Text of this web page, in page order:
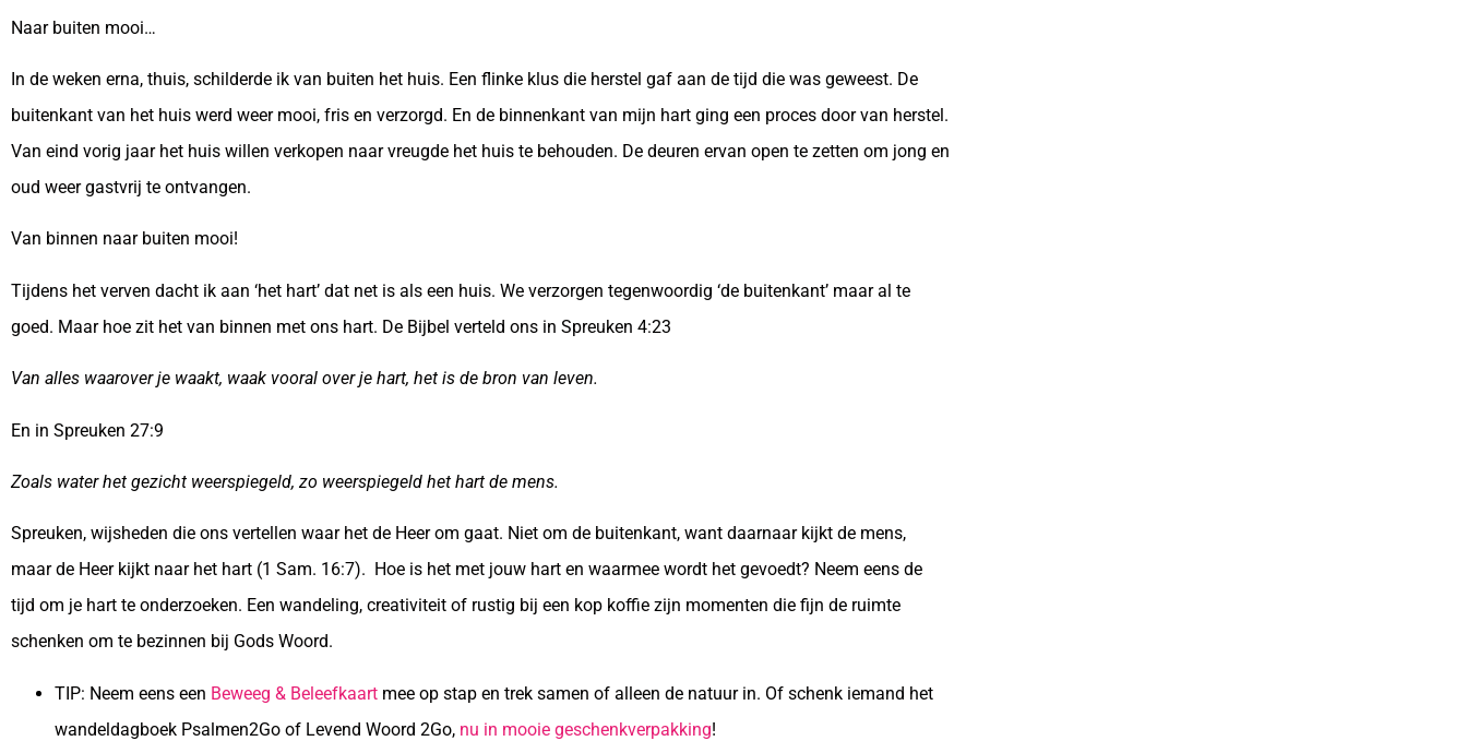
Naar buiten mooi…
In de weken erna, thuis, schilderde ik van buiten het huis. Een flinke klus die herstel gaf aan de tijd die was geweest. De
buitenkant van het huis werd weer mooi, fris en verzorgd. En de binnenkant van mijn hart ging een proces door van herstel.
Van eind vorig jaar het huis willen verkopen naar vreugde het huis te behouden. De deuren ervan open te zetten om jong en
oud weer gastvrij te ontvangen.
Van binnen naar buiten mooi!
Tijdens het verven dacht ik aan ‘het hart’ dat net is als een huis. We verzorgen tegenwoordig ‘de buitenkant’ maar al te
goed. Maar hoe zit het van binnen met ons hart. De Bijbel verteld ons in Spreuken 4:23
Van alles waarover je waakt, waak vooral over je hart, het is de bron van leven.
En in Spreuken 27:9
Zoals water het gezicht weerspiegeld, zo weerspiegeld het hart de mens.
Spreuken, wijsheden die ons vertellen waar het de Heer om gaat. Niet om de buitenkant, want daarnaar kijkt de mens,
maar de Heer kijkt naar het hart (1 Sam. 16:7). Hoe is het met jouw hart en waarmee wordt het gevoedt? Neem eens de
tijd om je hart te onderzoeken. Een wandeling, creativiteit of rustig bij een kop koffie zijn momenten die fijn de ruimte
schenken om te bezinnen bij Gods Woord.
TIP: Neem eens een Beweeg & Beleefkaart mee op stap en trek samen of alleen de natuur in. Of schenk iemand het
wandeldagboek Psalmen2Go of Levend Woord 2Go, nu in mooie geschenkverpakking!